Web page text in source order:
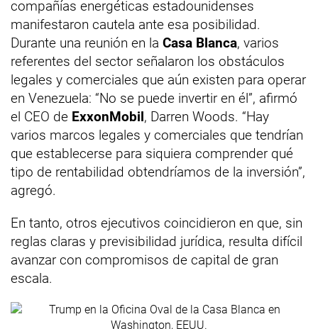
compañías energéticas estadounidenses
manifestaron cautela ante esa posibilidad.
Durante una reunión en la Casa Blanca, varios
referentes del sector señalaron los obstáculos
legales y comerciales que aún existen para operar
en Venezuela: “No se puede invertir en él”, afirmó
el CEO de ExxonMobil, Darren Woods. “Hay
varios marcos legales y comerciales que tendrían
que establecerse para siquiera comprender qué
tipo de rentabilidad obtendríamos de la inversión”,
agregó.
En tanto, otros ejecutivos coincidieron en que, sin
reglas claras y previsibilidad jurídica, resulta difícil
avanzar con compromisos de capital de gran
escala.